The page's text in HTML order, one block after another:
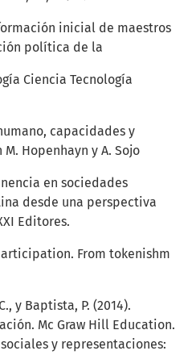
inicial de maestros
política de la
Ciencia Tecnología
capacidades y
Hopenhayn y A. Sojo
en sociedades
desde una perspectiva
Editores.
From tokenishm
y Baptista, P. (2014).
Mc Graw Hill Education.
y representaciones: